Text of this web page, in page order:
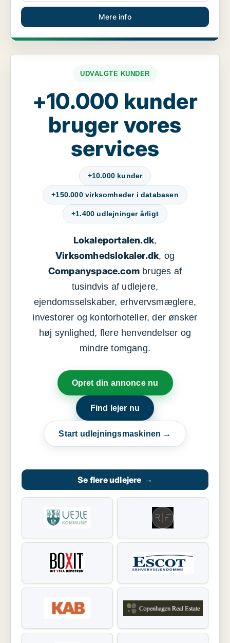
Mere info
UDVALGTE KUNDER
+10.000 kunder
bruger vores
services
+10.000 kunder
+150.000 virksomheder i databasen
+1.400 udlejninger årligt
Lokaleportalen.dk,
Virksomhedslokaler.dk, og
Companyspace.com bruges af
tusindvis af udlejere,
ejendomsselskaber, erhvervsmæglere,
investorer og kontorhoteller, der ønsker
høj synlighed, flere henvendelser og
mindre tomgang.
Opret din annonce nu
Find lejer nu
Start udlejningsmaskinen →
Se flere udlejere →